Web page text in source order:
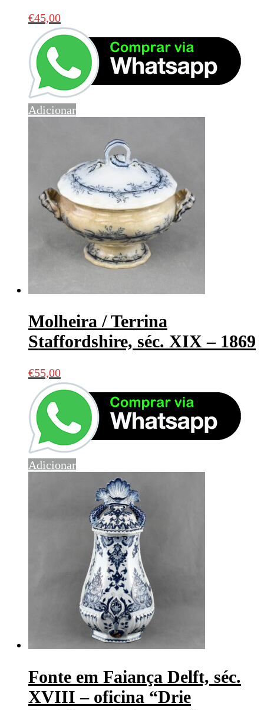
€45,00
Adicionar
Molheira / Terrina
Staffordshire, séc. XIX – 1869
€55,00
Adicionar
Fonte em Faiança Delft, séc.
XVIII – oficina “Drie